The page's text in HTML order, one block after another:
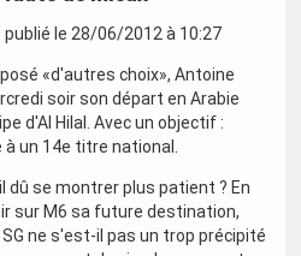
le 28/06/2012 à 10:27
«d'autres choix», Antoine
soir son départ en Arabie
d'Al Hilal. Avec un objectif :
à un 14e titre national.
dû se montrer plus patient ? En
sur M6 sa future destination,
ne s'est-il pas un trop précipité